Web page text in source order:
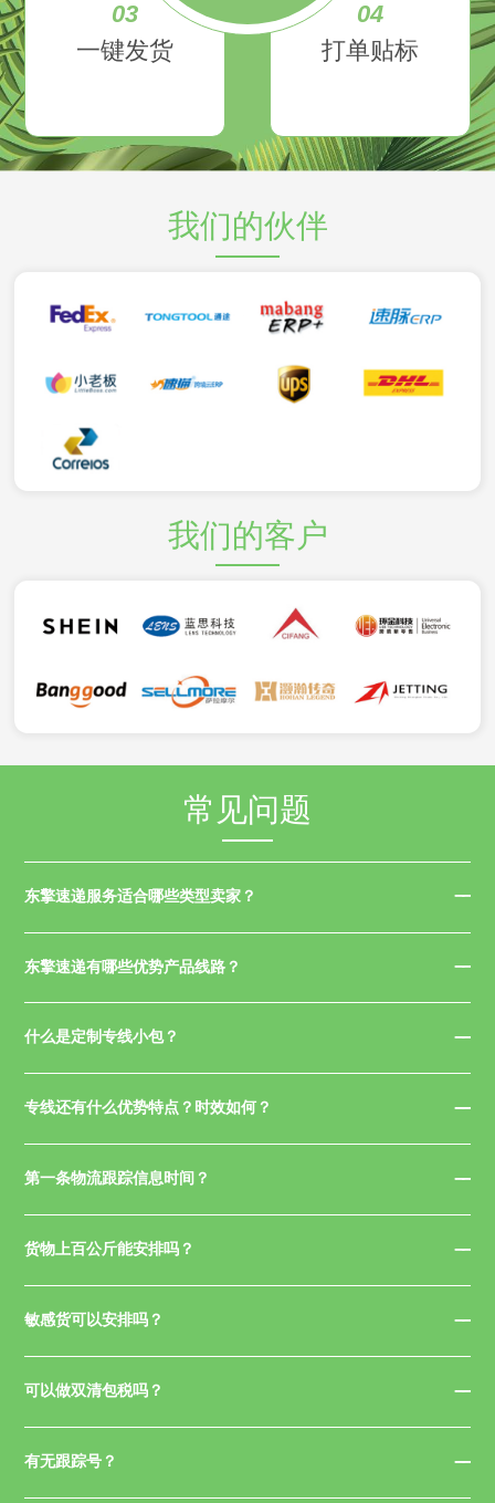
03
一键发货
04
打单贴标
我们的伙伴
我们的客户
常见问题
东擎速递服务适合哪些类型卖家？
东擎速递有哪些优势产品线路？
什么是定制专线小包？
专线还有什么优势特点？时效如何？
第一条物流跟踪信息时间？
货物上百公斤能安排吗？
敏感货可以安排吗？
可以做双清包税吗？
有无跟踪号？